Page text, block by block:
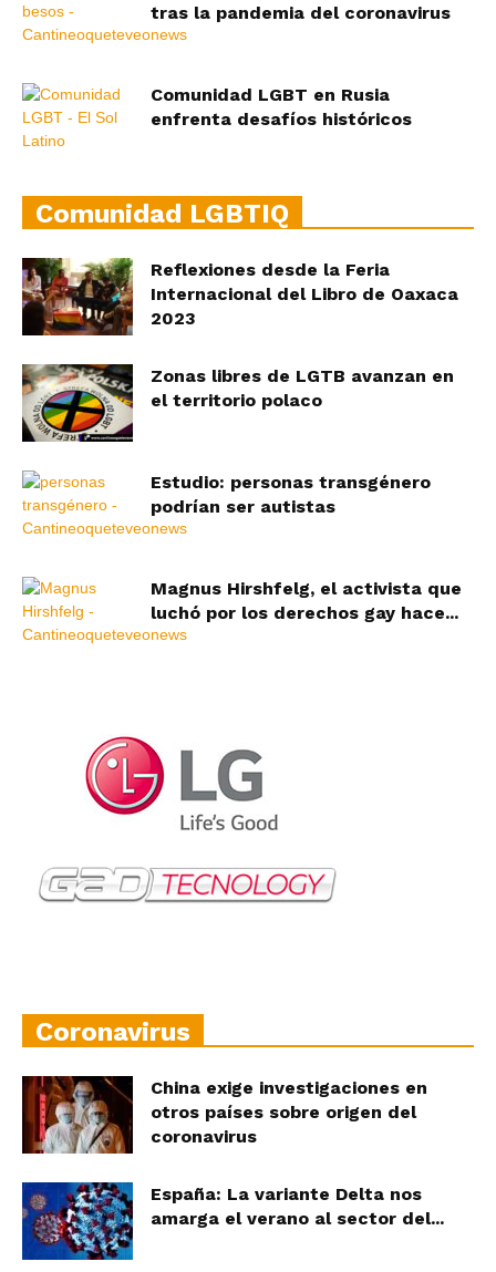
tras la pandemia del coronavirus
Comunidad LGBT en Rusia
enfrenta desafíos históricos
Comunidad LGBTIQ
Reflexiones desde la Feria
Internacional del Libro de Oaxaca
2023
Zonas libres de LGTB avanzan en
el territorio polaco
Estudio: personas transgénero
podrían ser autistas
Magnus Hirshfelg, el activista que
luchó por los derechos gay hace...
Coronavirus
China exige investigaciones en
otros países sobre origen del
coronavirus
España: La variante Delta nos
amarga el verano al sector del...